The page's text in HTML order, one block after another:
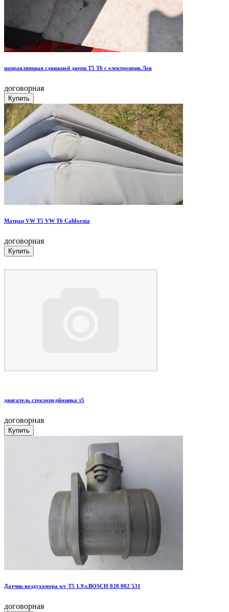
направляющая сдвижной двери Т5 Т6 с електрoприв.Лев
договорная
Матрац VW T5 VW T6 California
договорная
двигатель стеклоподймника т5
договорная
Датчик воздухомера wv T5 1.9л.BOSCH 028 002 531
договорная